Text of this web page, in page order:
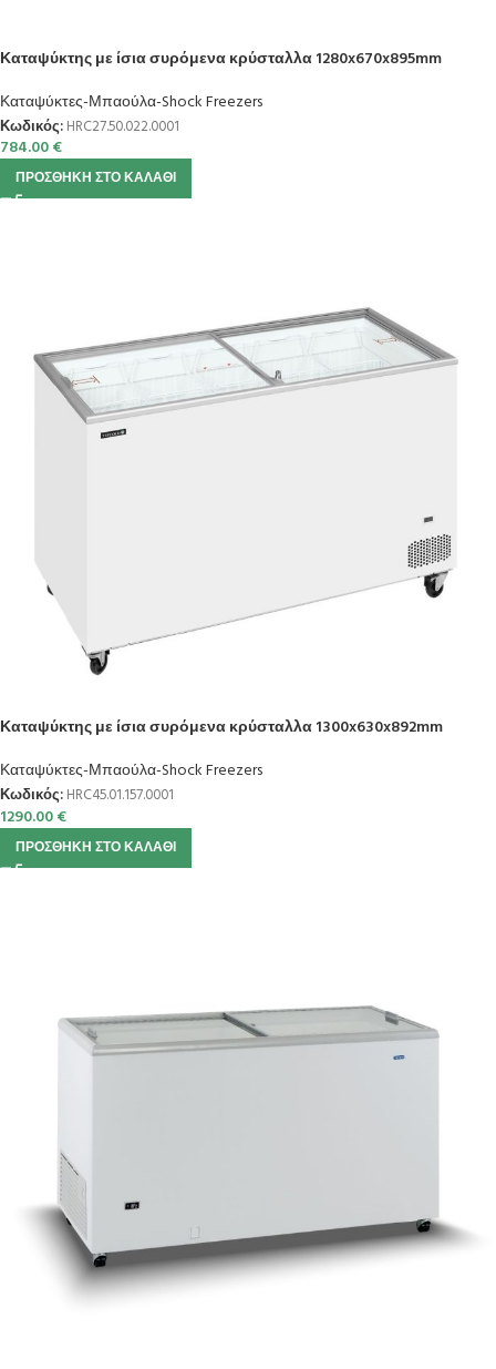
Καταψύκτης με ίσια συρόμενα κρύσταλλα 1280x670x895mm
Καταψύκτες-Μπαούλα-Shock Freezers
Κωδικός: HRC27.50.022.0001
784.00€
ΠΡΟΣΘΉΚΗ ΣΤΟ ΚΑΛΆΘΙ
Καταψύκτης με ίσια συρόμενα κρύσταλλα 1300x630x892mm
Καταψύκτες-Μπαούλα-Shock Freezers
Κωδικός: HRC45.01.157.0001
1290.00€
ΠΡΟΣΘΉΚΗ ΣΤΟ ΚΑΛΆΘΙ